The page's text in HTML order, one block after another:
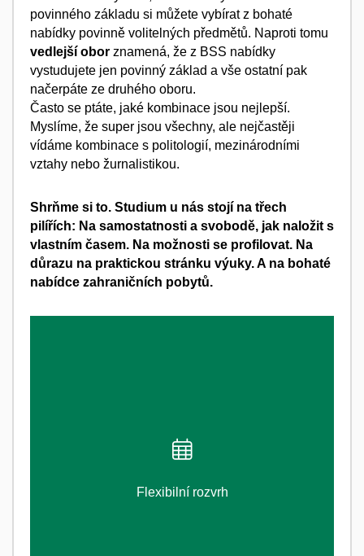
povinného základu si můžete vybírat z bohaté
nabídky povinně volitelných předmětů. Naproti tomu
vedlejší obor znamená, že z BSS nabídky
vystudujete jen povinný základ a vše ostatní pak
načerpáte ze druhého oboru.
Často se ptáte, jaké kombinace jsou nejlepší.
Myslíme, že super jsou všechny, ale nejčastěji
vídáme kombinace s politologií, mezinárodními
vztahy nebo žurnalistikou.
Shrňme si to. Studium u nás stojí na třech
pilířích: Na samostatnosti a svobodě, jak naložit s
vlastním časem. Na možnosti se profilovat. Na
důrazu na praktickou stránku výuky. A na bohaté
nabídce zahraničních pobytů.
Flexibilní rozvrh